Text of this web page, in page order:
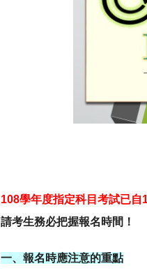
108學年度指定科目考試已
請考生務必把握報名時間！
一、報名時應注意的重點